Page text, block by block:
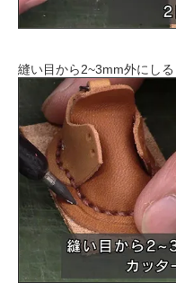
縫い目から2~3mm外にし